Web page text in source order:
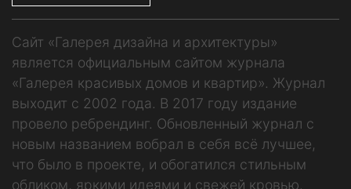
Сайт «Галерея дизайна и архитектуры»
является официальным сайтом журнала
«Галерея красивых домов и квартир». Журнал
выходит с 2002 года. В 2017 году издание
провело ребрендинг. Обновленный журнал с
новым названием вобрал в себя всё лучшее,
что было в проекте, и обогатился стильным
обликом, яркими идеями и свежей кровью.